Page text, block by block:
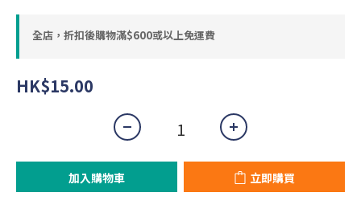
全店，折扣後購物滿$600或以上免運費
HK$15.00
加入購物車 立即購買